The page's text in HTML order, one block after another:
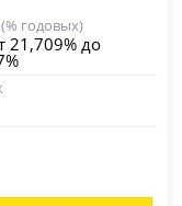
годовых)
21,709% до